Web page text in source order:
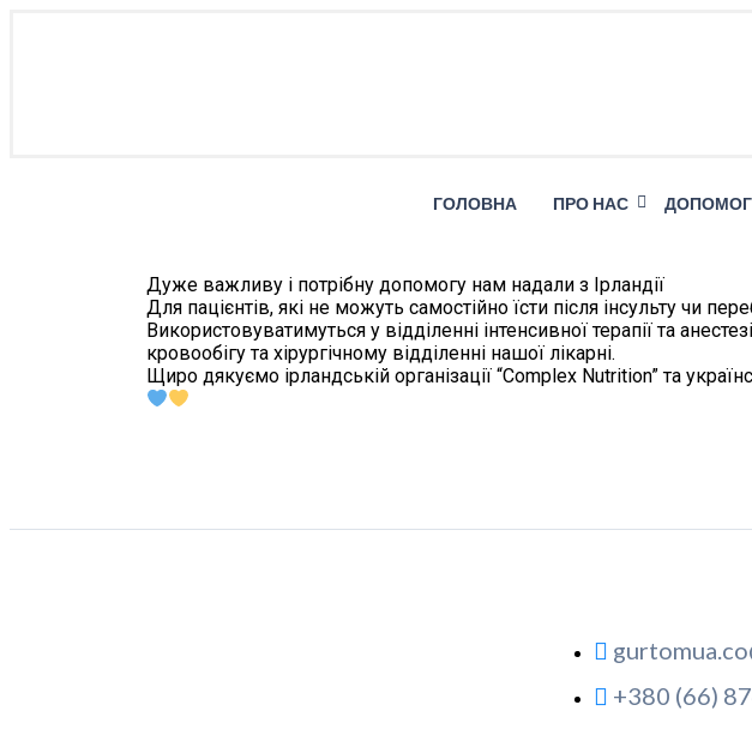
ГОЛОВНА ПРО НАС
Дуже важливу і потрібну допомогу нам надали з Ірландії
Для пацієнтів, які не можуть самостійно їсти після інсульту чи
Використовуватимуться у відділенні інтенсивної терапії та
кровообігу та хірургічному відділенні нашої лікарні.
Щиро дякуємо ірландській організації “Сomplex Nutrition” та
+380 (66)